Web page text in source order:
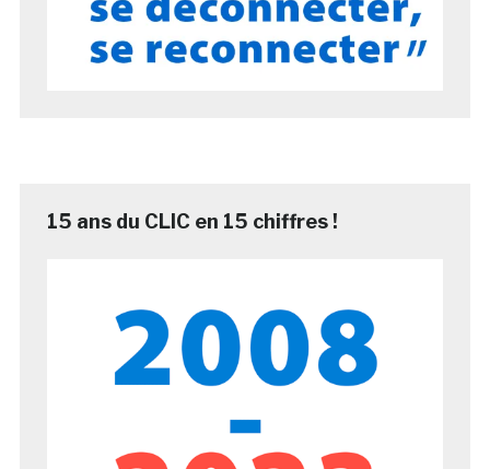
15 ans du CLIC en 15 chiffres !